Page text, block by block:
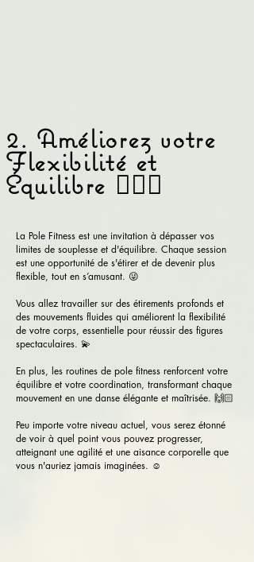
2. Améliorez votre
Flexibilité et
Équilibre 🧘🏾‍♀️
La Pole Fitness est une invitation à dépasser vos
limites de souplesse et d'équilibre. Chaque session
est une opportunité de s'étirer et de devenir plus
flexible, tout en s’amusant. 😜
Vous allez travailler sur des étirements profonds et
des mouvements fluides qui améliorent la flexibilité
de votre corps, essentielle pour réussir des figures
spectaculaires. 💫
En plus, les routines de pole fitness renforcent votre
équilibre et votre coordination, transformant chaque
mouvement en une danse élégante et maîtrisée. 🙌🏻
Peu importe votre niveau actuel, vous serez étonné
de voir à quel point vous pouvez progresser,
atteignant une agilité et une aisance corporelle que
vous n'auriez jamais imaginées. ☺️